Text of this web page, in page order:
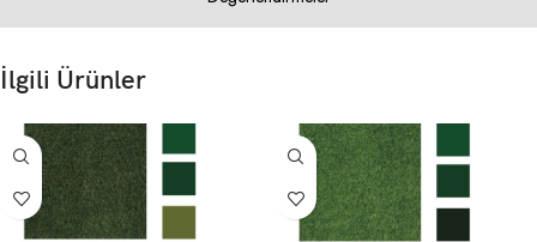
İlgili Ürünler